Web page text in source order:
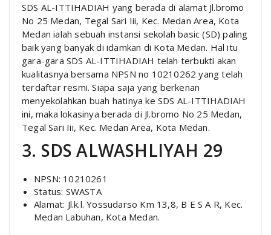
SDS AL-ITTIHADIAH yang berada di alamat Jl.bromo
No 25 Medan, Tegal Sari Iii, Kec. Medan Area, Kota
Medan ialah sebuah instansi sekolah basic (SD) paling
baik yang banyak di idamkan di Kota Medan. Hal itu
gara-gara SDS AL-ITTIHADIAH telah terbukti akan
kualitasnya bersama NPSN no 10210262 yang telah
terdaftar resmi. Siapa saja yang berkenan
menyekolahkan buah hatinya ke SDS AL-ITTIHADIAH
ini, maka lokasinya berada di Jl.bromo No 25 Medan,
Tegal Sari Iii, Kec. Medan Area, Kota Medan.
3. SDS ALWASHLIYAH 29
NPSN: 10210261
Status: SWASTA
Alamat: Jl.k.l. Yossudarso Km 13,8, B E S A R, Kec.
Medan Labuhan, Kota Medan.